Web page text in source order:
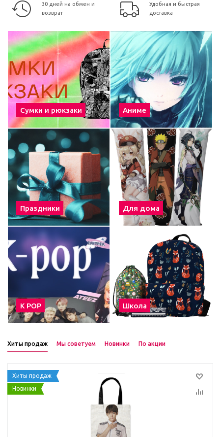
30 дней на обмен и
возврат
Удобная и быстрая
доставка
Сумки и рюкзаки Аниме
Праздники Для дома
К POP Школа
Хиты продаж Мы советуем Новинки По акции
Хиты продаж
Новинки